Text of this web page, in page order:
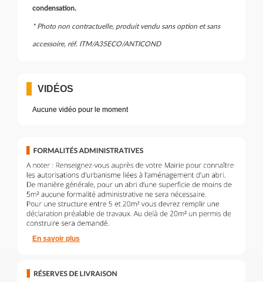
condensation.
* Photo non contractuelle, produit vendu sans option et sans
accessoire, réf. ITM/A35ECO/ANTICOND
VIDÉOS
Aucune vidéo pour le moment
En savoir plus